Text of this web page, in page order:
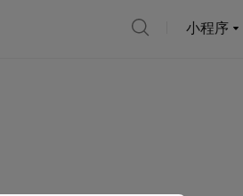
小程序